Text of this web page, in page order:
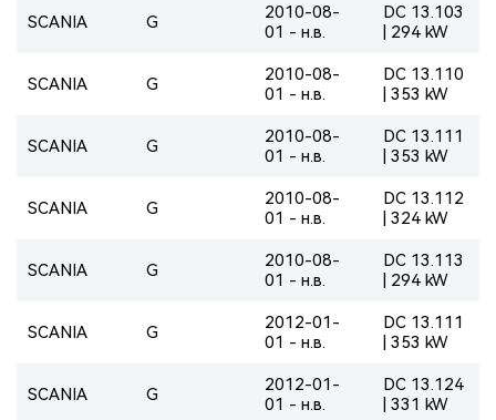
SCANIA G
2010-08-
01 - н.в.
DC 13.103
| 294 kW
SCANIA G
2010-08-
01 - н.в.
DC 13.110
| 353 kW
SCANIA G
2010-08-
01 - н.в.
DC 13.111
| 353 kW
SCANIA G
2010-08-
01 - н.в.
DC 13.112
| 324 kW
SCANIA G
2010-08-
01 - н.в.
DC 13.113
| 294 kW
SCANIA G
2012-01-
01 - н.в.
DC 13.111
| 353 kW
SCANIA G
2012-01-
01 - н.в.
DC 13.124
| 331 kW